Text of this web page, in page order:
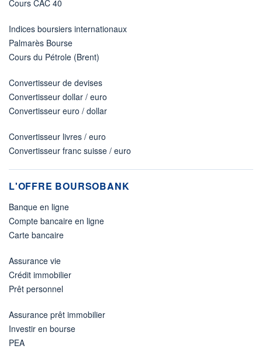
Cours CAC 40
Indices boursiers internationaux
Palmarès Bourse
Cours du Pétrole (Brent)
Convertisseur de devises
Convertisseur dollar / euro
Convertisseur euro / dollar
Convertisseur livres / euro
Convertisseur franc suisse / euro
L'OFFRE BOURSOBANK
Banque en ligne
Compte bancaire en ligne
Carte bancaire
Assurance vie
Crédit immobilier
Prêt personnel
Assurance prêt immobilier
Investir en bourse
PEA